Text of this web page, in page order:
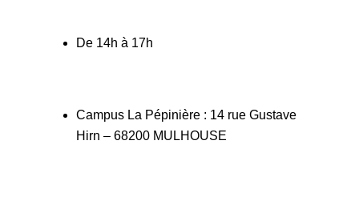
De 14h à 17h
Campus La Pépinière : 14 rue Gustave
Hirn – 68200 MULHOUSE